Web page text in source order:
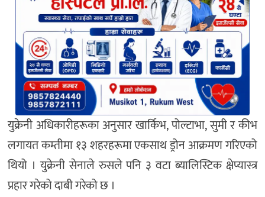
युक्रेनी अधिकारीहरूका अनुसार खार्किभ, पोल्टाभा, सुमी र कीभ
लगायत कम्तीमा १३ शहरहरूमा एकसाथ ड्रोन आक्रमण गरिएको
थियो । युक्रेनी सेनाले रुसले पनि ३ वटा ब्यालिस्टिक क्षेप्यास्त्र
प्रहार गरेको दाबी गरेको छ ।